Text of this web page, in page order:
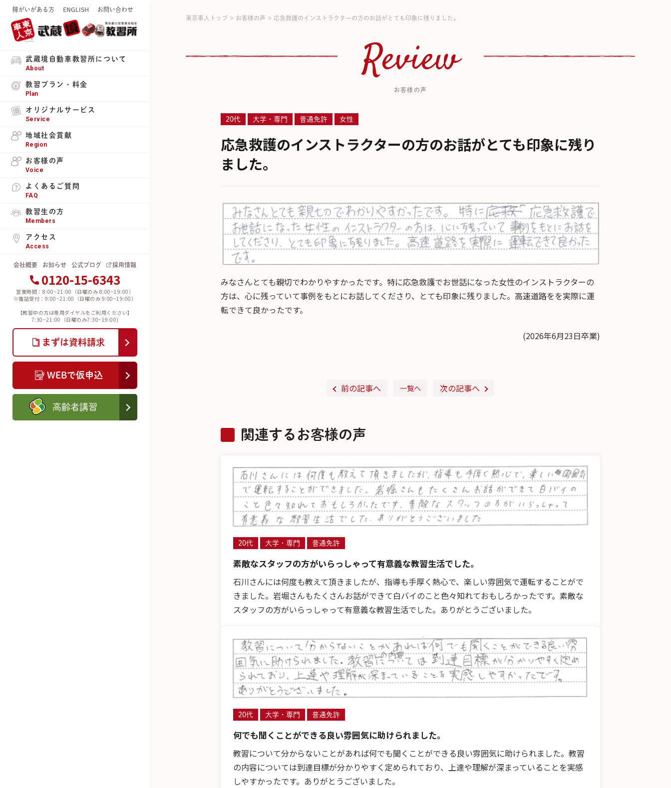
障がいがある方 ENGLISH お問い合わせ
武蔵境自動車教習所について
About
教習プラン・料金
Plan
オリジナルサービス
Service
地域社会貢献
Region
お客様の声
Voice
よくあるご質問
FAQ
教習生の方
Members
アクセス
Access
会社概要 お知らせ 公式ブログ 採用情報
0120-15-6343
営業時間：8:00~21:00（日曜のみ 8:00~19:00）
※電話受付：9:00~21:00（日曜のみ 9:00~19:00）
【教習中の方は専用ダイヤルをご利用ください】
7:30~21:00（日曜のみ7:30~19:00)
まずは資料請求
WEBで仮申込
高齢者講習
東京車人トップ > お客様の声 > 応急救護のインストラクターの方のお話がとても印象に残りました。
Review
お客様の声
20代 大学・専門 普通免許 女性
応急救護のインストラクターの方のお話がとても印象に残り
ました。
みなさんとても親切でわかりやすかったです。特に応急救護でお世話になった女性のインストラクターの
方は、心に残っていて事例をもとにお話してくださり、とても印象に残りました。高速道路をを実際に運
転できて良かったです。
(2026年6月23日卒業)
前の記事へ 一覧へ 次の記事へ
関連するお客様の声
20代 大学・専門 普通免許
素敵なスタッフの方がいらっしゃって有意義な教習生活でした。
石川さんには何度も教えて頂きましたが、指導も手厚く熱心で、楽しい雰囲気で運転することがで
きました。岩堀さんもたくさんお話ができて白バイのこと色々知れておもしろかったです。素敵な
スタッフの方がいらっしゃって有意義な教習生活でした。ありがとうございました。
20代 大学・専門 普通免許
何でも聞くことができる良い雰囲気に助けられました。
教習について分からないことがあれば何でも聞くことができる良い雰囲気に助けられました。教習
の内容については到達目標が分かりやすく定められており、上達や理解が深まっていることを実感
しやすかったです。ありがとうございました。